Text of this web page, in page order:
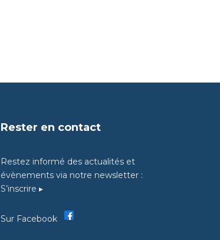
Rester en contact
Restez informé des actualités et
évènements via notre newsletter :
S’inscrire ▸
Sur Facebook